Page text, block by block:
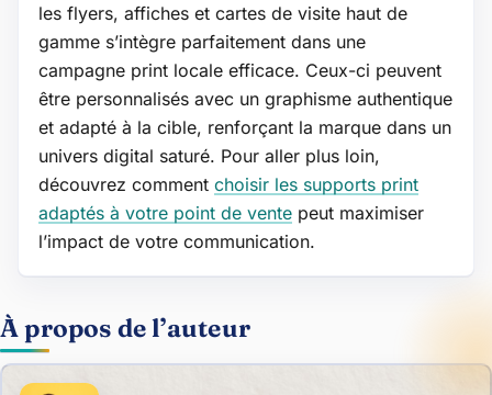
les flyers, affiches et cartes de visite haut de
gamme s’intègre parfaitement dans une
campagne print locale efficace. Ceux-ci peuvent
être personnalisés avec un graphisme authentique
et adapté à la cible, renforçant la marque dans un
univers digital saturé. Pour aller plus loin,
découvrez comment choisir les supports print
adaptés à votre point de vente peut maximiser
l’impact de votre communication.
À propos de l’auteur